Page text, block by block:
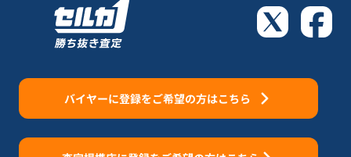
バイヤーに登録をご希望の方はこちら